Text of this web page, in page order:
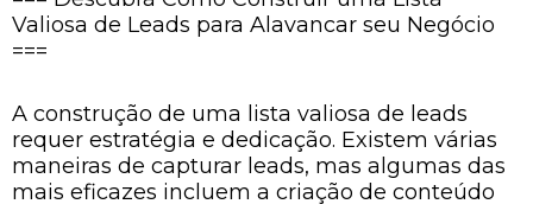
Valiosa de Leads para Alavancar seu Negócio
===
A construção de uma lista valiosa de leads
requer estratégia e dedicação. Existem várias
maneiras de capturar leads, mas algumas das
mais eficazes incluem a criação de conteúdo